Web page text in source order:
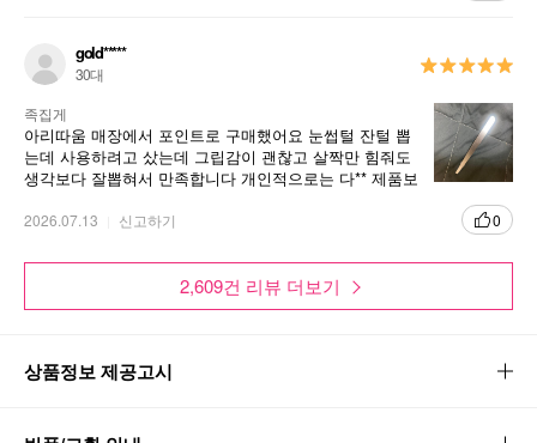
gold*****
30대
족집게
아리따움 매장에서 포인트로 구매했어요 눈썹털 잔털 뽑
는데 사용하려고 샀는데 그립감이 괜찮고 살짝만 힘줘도
생각보다 잘뽑혀서 만족합니다 개인적으로는 다** 제품보
2026.07.13 신고하기 0
2,609건 리뷰 더보기
상품정보 제공고시